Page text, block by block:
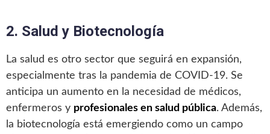
2. Salud y Biotecnología
La salud es otro sector que seguirá en expansión,
especialmente tras la pandemia de COVID-19. Se
anticipa un aumento en la necesidad de médicos,
enfermeros y profesionales en salud pública. Además,
la biotecnología está emergiendo como un campo